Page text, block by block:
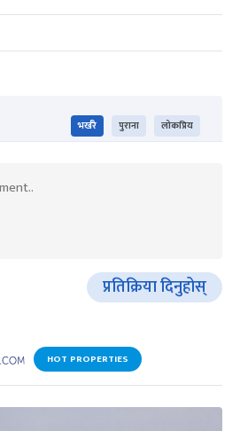
भर्खरै पुराना लोकप्रिय
प्रतिक्रिया दिनुहोस्
HOT PROPERTIES